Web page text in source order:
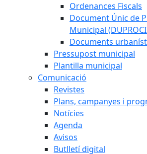
Ordenances Fiscals
Document Únic de
Municipal
Documents
Pressupost municipal
Plantilla municipal
Comunicació
Revistes
Plans, campanyes i
Notícies
Agenda
Avisos
Butlletí digital